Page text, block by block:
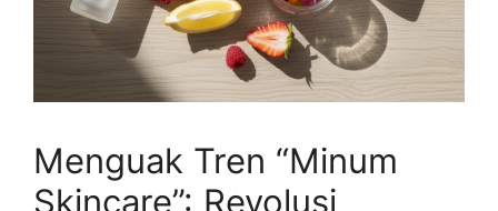
Menguak Tren “Minum
Skincare”: Revolusi